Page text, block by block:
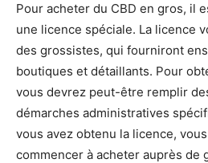
Pour acheter du CBD en gros, il
une licence spéciale. La licence
des grossistes, qui fourniront
boutiques et détaillants. Pour
vous devrez peut-être remplir
démarches administratives
vous avez obtenu la licence,
commencer à acheter auprès de